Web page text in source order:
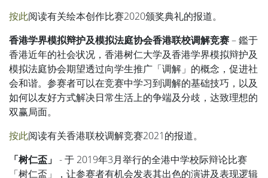
按此阅读有关绘本创作比赛2020颁奖典礼的报道。
香港学界模拟辩护及模拟法庭协会香港联校调解竞赛– 鑑于
香港近年的社会状况，香港树仁大学及香港学界模拟辩护及
模拟法庭协会期望透过向学生推广「调解」的概念，促进社
会和谐。参赛者可以在竞赛中学习到调解的基础技巧，以及
如何以友好方式解决日常生活上的争端及分歧，达致理想的
双赢局面。
按此阅读有关香港联校调解竞赛2021的报道。
「树仁盃」 - 于 2019年3月举行的全港中学校际辩论比赛
「树仁盃」，让参赛者有机会发表其出色的演讲及表现逻辑